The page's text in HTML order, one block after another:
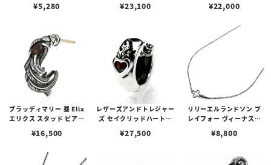
¥5,280 ¥23,100 ¥22,000
ブラッディマリー 昼 Elix
エリクス スタッド ピアス
¥16,500
レザーズアンドトレジャー
ズ セイクリッドハートピ
¥27,500
リリーエルランドソン プ
レイフォー ヴィーナスチ
¥8,800